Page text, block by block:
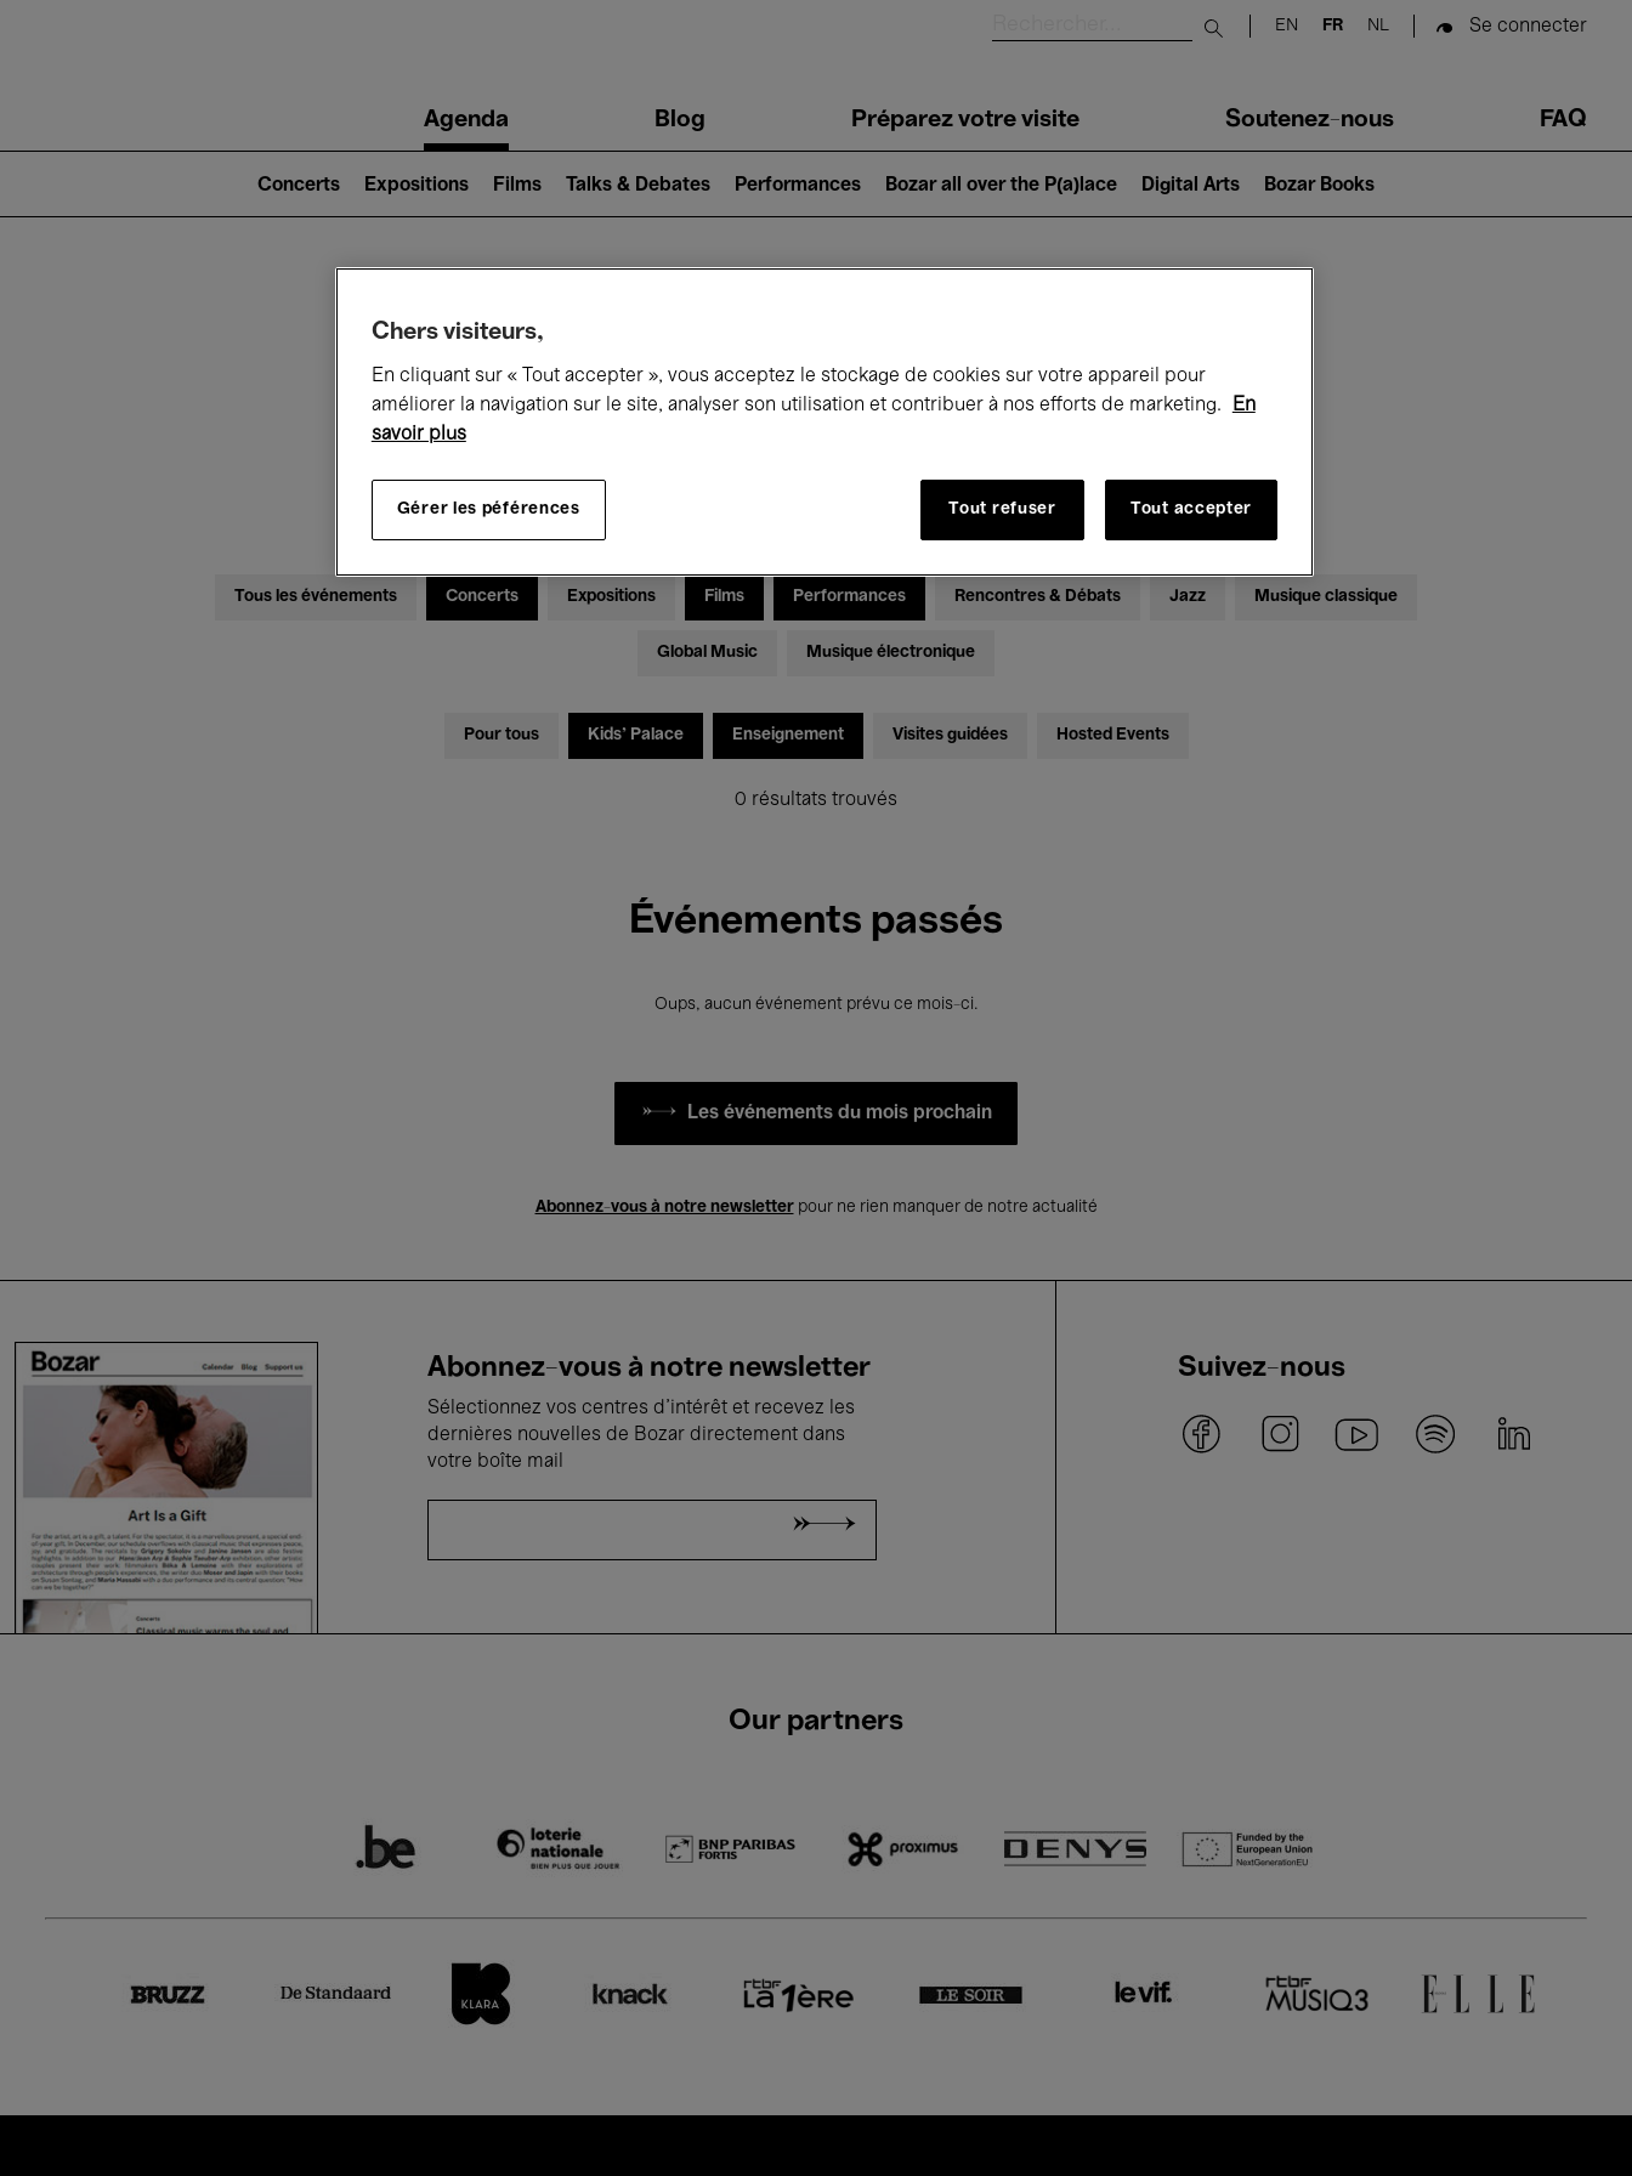
Submit search
EN FR NL Se connecter
navigationAgenda Blog Préparez votre visite Soutenez-nous FAQ
2)
Concerts Expositions Films Talks & Debates Performances Bozar all over the P(a)lace Digital Arts Bozar Books
Ce qui se passe à Bozar
Tous les événements Concerts Expositions Films Performances Rencontres & Débats Jazz Musique classique
Global Music Musique électronique
Pour tous Kids’ Palace Enseignement Visites guidées Hosted Events
0 résultats trouvés
Événements passés
Oups, aucun événement prévu ce mois-ci.
Les événements du mois prochain
Abonnez-vous à notre newsletterpour ne rien manquer de notre actualité
Abonnez-vous à notre newsletter
Sélectionnez vos centres d'intérêt et recevez les
dernières nouvelles de Bozar directement dans
votre boîte mail
Suivez-nous
Our partners
Chers visiteurs,
En cliquant sur « Tout accepter », vous acceptez le stockage de cookies sur votre appareil pour
améliorer la navigation sur le site, analyser son utilisation et contribuer à nos efforts de marketing.
En
savoir plus
Gérer les péférences Tout refuser Tout accepter